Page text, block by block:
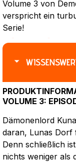
Volume 3 von
verspricht ein
Serie!
VOLUME 3:
Dämonenlord
daran, Lunas
Denn schließlich
nichts weniger als